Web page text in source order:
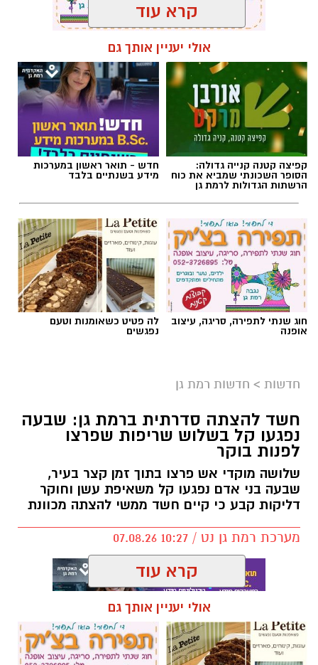
פרשת השבוע, זמני כניסת השבת ברמת גן
אילוסטרציה AI
הברכה מתחילה הרבה לפני הנס
לרפואה.
לפרנסה.
לילדים.
לזיווג.
אנחנו משוכנעים שהברכה תגיע ביום שבו המציאות
תשתנה.
"רְאֵה אָנֹכִי נֹתֵן לִפְנֵיכֶם הַיּוֹם בְּרָכָה..."
שימו לב למילה אחת.
לא "אתן".
אלא נותן – בלשון הווה.
הקב"ה אינו מבטיח ברכה רק בעתיד. הוא מגלה
קרא עוד
אולי יעניין אותך גם
קפיצה קטנה קנייה גדולה:
הסופר השכונתי שמביא את כוח
הרשתות הגדולות לרמת גן
חדש - תואר ראשון במערכות
מידע בשנתיים בלבד
חוג שנתי לתפירה, סריגה, עיצוב
אופנה
לה פטיט כשאומנות וטעם
נפגשים
חדשות > חדשות רמת גן
חשד להצתה סדרתית ברמת גן: שבעה
נפגעו קל בשלוש שריפות שפרצו
לפנות בוקר
שלושה מוקדי אש פרצו בתוך זמן קצר בעיר,
שבעה בני אדם נפגעו קל משאיפת עשן וחוקר
דליקות קבע כי קיים חשד ממשי להצתה מכוונת
מערכת רמת גן נט / 10:27 07.08.26
תגים:שריפה רמת גן
קרא עוד
אולי יעניין אותך גם